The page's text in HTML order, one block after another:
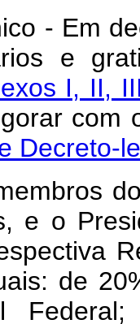
Em
e
I, II,
com
Decreto-
dos
e o
de